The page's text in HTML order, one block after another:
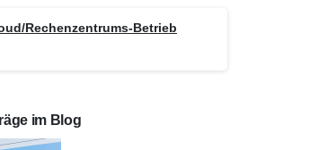
Rechenzentrums-Betrieb
im Blog